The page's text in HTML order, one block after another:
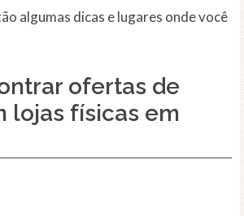
algumas dicas e lugares onde você
ofertas de
lojas físicas em